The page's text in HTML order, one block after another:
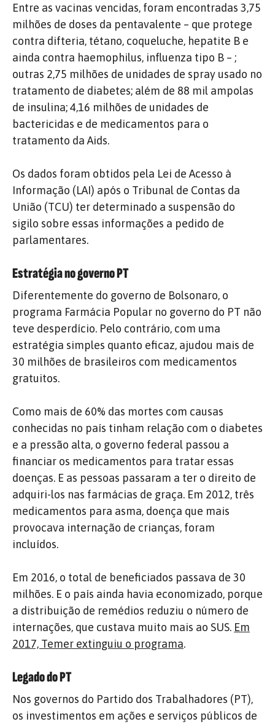
Entre as vacinas vencidas, foram encontradas 3,75
milhões de doses da pentavalente – que protege
contra difteria, tétano, coqueluche, hepatite B e
ainda contra haemophilus, influenza tipo B – ;
outras 2,75 milhões de unidades de spray usado no
tratamento de diabetes; além de 88 mil ampolas
de insulina; 4,16 milhões de unidades de
bactericidas e de medicamentos para o
tratamento da Aids.
Os dados foram obtidos pela Lei de Acesso à
Informação (LAI) após o Tribunal de Contas da
União (TCU) ter determinado a suspensão do
sigilo sobre essas informações a pedido de
parlamentares.
Estratégia no governo PT
Diferentemente do governo de Bolsonaro, o
programa Farmácia Popular no governo do PT não
teve desperdício. Pelo contrário, com uma
estratégia simples quanto eficaz, ajudou mais de
30 milhões de brasileiros com medicamentos
gratuitos.
Como mais de 60% das mortes com causas
conhecidas no país tinham relação com o diabetes
e a pressão alta, o governo federal passou a
financiar os medicamentos para tratar essas
doenças. E as pessoas passaram a ter o direito de
adquiri-los nas farmácias de graça. Em 2012, três
medicamentos para asma, doença que mais
provocava internação de crianças, foram
incluídos.
Em 2016, o total de beneficiados passava de 30
milhões. E o país ainda havia economizado, porque
a distribuição de remédios reduziu o número de
internações, que custava muito mais ao SUS. Em
2017, Temer extinguiu o programa.
Legado do PT
Nos governos do Partido dos Trabalhadores (PT),
os investimentos em ações e serviços públicos de